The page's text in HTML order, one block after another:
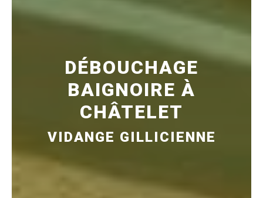
DÉBOUCHAGE
BAIGNOIRE À
CHÂTELET
VIDANGE GILLICIENNE